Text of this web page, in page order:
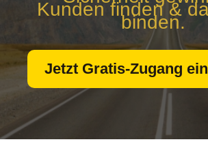
Kunden finden &
binden.
Jetzt Gratis-Zugang